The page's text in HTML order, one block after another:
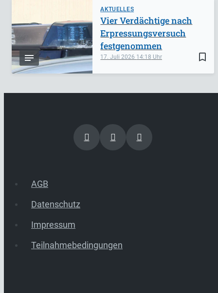
AKTUELLES
bookmark_border
17. Juli 2026 14:18
Vier Verdächtige nach
Erpressungsversuch
festgenommen
AGB
Datenschutz
Impressum
Teilnahmebedingungen